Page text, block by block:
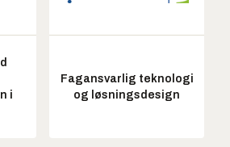
i
Fagansvarlig teknologi
og løsningsdesign